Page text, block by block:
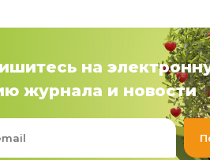
на
журнала и новости